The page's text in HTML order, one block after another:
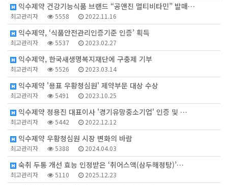
익수제약 건강기능식품 브랜드 “공앤진 멀티비타민” 발매…
최고관리자 5558 2022.11.16
익수제약, ‘식품안전관리인증기준 인증’ 획득
최고관리자 5537 2023.02.27
익수제약, 한국새생명복지재단에 구충제 기부
최고관리자 5526 2023.03.14
익수제약 '용표 우황청심원' 제약부문 대상 수상
최고관리자 5491 2023.10.25
익수제약 정용진 대표이사 '경기유망중소기업' 인증 및 …
최고관리자 5442 2022.12.12
익수제약 우황청심원 시장 변화의 바람
최고관리자 5388 2024.04.03
숙취 두통 개선 효능 인정받은 ‘취어스액(삼두해정탕)’…
최고관리자 5110 2025.12.23